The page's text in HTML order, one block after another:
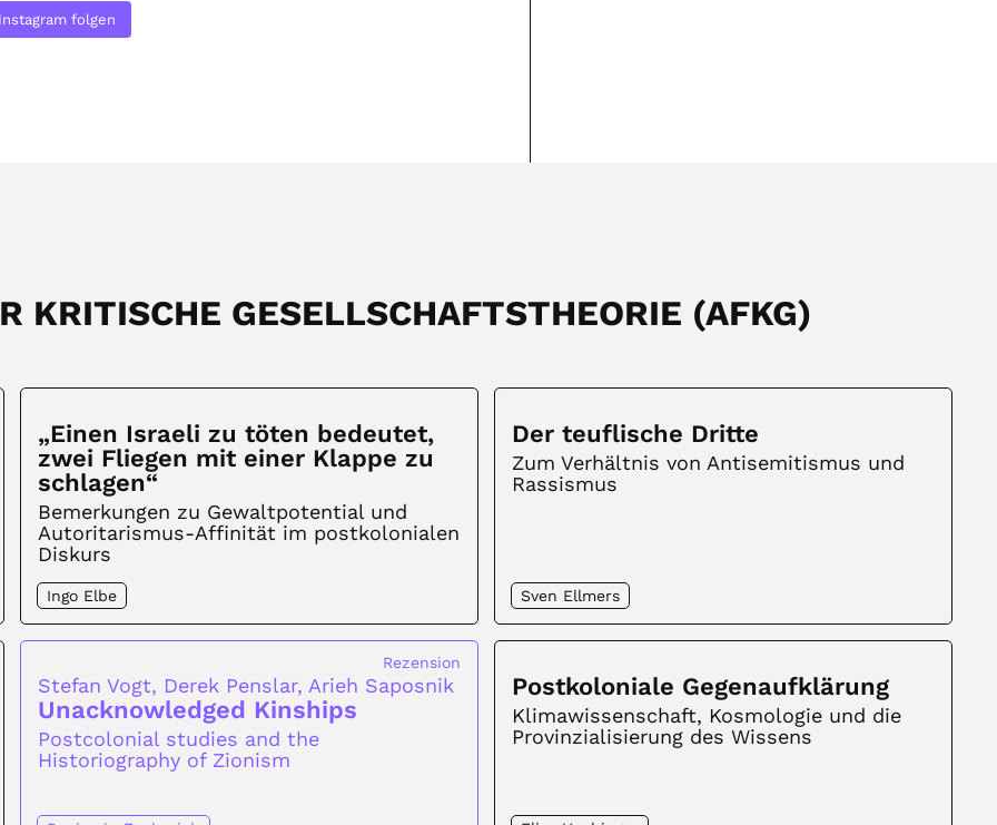
folgen
KRITISCHE GESELLSCHAFTSTHEORIE (AFKG)
„Einen Israeli zu töten bedeutet,
zwei Fliegen mit einer Klappe zu
schlagen“
Bemerkungen zu Gewaltpotential und
Autoritarismus-Affinität im postkolonialen
Diskurs
Ingo Elbe
Der teuflische Dritte
Zum Verhältnis von Antisemitismus und
Rassismus
Sven Ellmers
Rezension
Stefan Vogt, Derek Penslar, Arieh Saposnik
Unacknowledged Kinships
Postcolonial studies and the
Historiography of Zionism
Postkoloniale Gegenaufklärung
Klimawissenschaft, Kosmologie und die
Provinzialisierung des Wissens